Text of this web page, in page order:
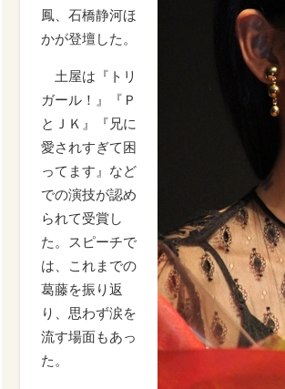
鳳、石橋静河ほ
かが登壇した。
土屋は『トリ
ガール！』『Ｐ
とＪＫ』『兄に
愛されすぎて困
ってます』など
での演技が認め
られて受賞し
た。スピーチで
は、これまでの
葛藤を振り返
り、思わず涙を
流す場面もあっ
た。